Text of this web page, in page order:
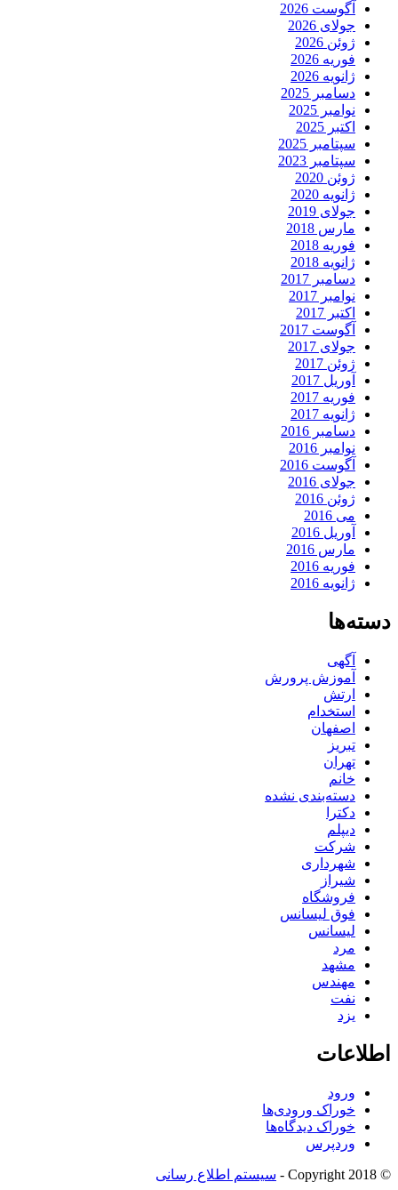
آگوست 2026
جولای 2026
ژوئن 2026
فوریه 2026
ژانویه 2026
دسامبر 2025
نوامبر 2025
اکتبر 2025
سپتامبر 2025
سپتامبر 2023
ژوئن 2020
ژانویه 2020
جولای 2019
مارس 2018
فوریه 2018
ژانویه 2018
دسامبر 2017
نوامبر 2017
اکتبر 2017
آگوست 2017
جولای 2017
ژوئن 2017
آوریل 2017
فوریه 2017
ژانویه 2017
دسامبر 2016
نوامبر 2016
آگوست 2016
جولای 2016
ژوئن 2016
می 2016
آوریل 2016
مارس 2016
فوریه 2016
ژانویه 2016
دسته‌ها
آگهی
آموزش پرورش
ارتش
استخدام
اصفهان
تبریز
تهران
خانم
دسته‌بندی نشده
دکترا
دیپلم
شرکت
شهرداری
شیراز
فروشگاه
فوق لیسانس
لیسانس
مرد
مشهد
مهندس
نفت
یزد
اطلاعات
ورود
خوراک ورودی‌ها
خوراک دیدگاه‌ها
وردپرس
© Copyright 2018 - سیستم اطلاع رسانی